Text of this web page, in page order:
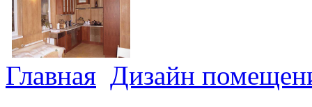
Главная Дизайн